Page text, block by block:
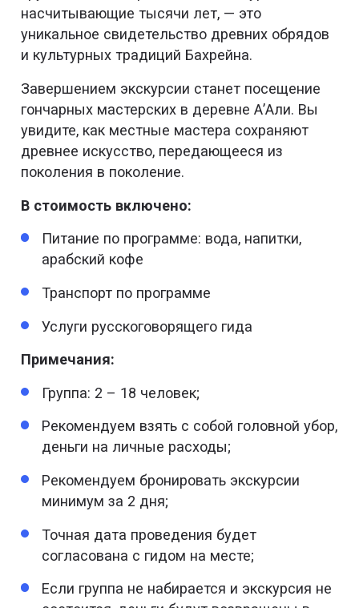
насчитывающие тысячи лет, — это
уникальное свидетельство древних обрядов
и культурных традиций Бахрейна.
Завершением экскурсии станет посещение
гончарных мастерских в деревне А’Али. Вы
увидите, как местные мастера сохраняют
древнее искусство, передающееся из
поколения в поколение.
В стоимость включено:
Питание по программе: вода, напитки,
арабский кофе
Транспорт по программе
Услуги русскоговорящего гида
Примечания:
Группа: 2 – 18 человек;
Рекомендуем взять с собой головной убор,
деньги на личные расходы;
Рекомендуем бронировать экскурсии
минимум за 2 дня;
Точная дата проведения будет
согласована с гидом на месте;
Если группа не набирается и экскурсия не